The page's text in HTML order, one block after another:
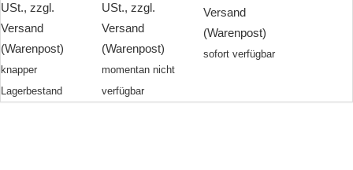
USt., zzgl.
Versand
(Warenpost)
knapper
Lagerbestand
USt., zzgl.
Versand
(Warenpost)
momentan nicht
verfügbar
Versand
(Warenpost)
sofort verfügbar